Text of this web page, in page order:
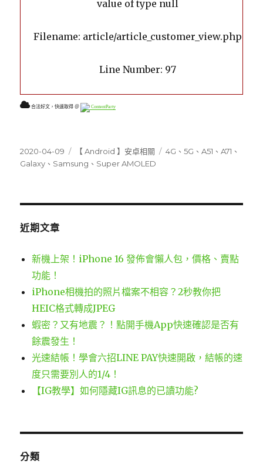
value of type null
Filename: article/article_customer_view.php
Line Number: 97
合法好文，快速取得 ＠ ContentParty
發
佈
2020-04-09
分
類
【 Android 】安卓相關
標
4G 、5G 、A51 、A71 、
Galaxy 、 Samsung 、 Super AMOLED
近期文章
新機上架！iPhone 16 發佈會懶人包，價格、賣點
功能！
iPhone相機拍的照片檔案不相容？2秒教你把
HEIC格式轉成JPEG
蝦密？又有地震？！點開手機App快速確認是否有
餘震發生！
光速結帳！學會六招LINE PAY快速開啟，結帳的速
度只需要別人的1/4！
【IG教學】如何隱藏IG訊息的已讀功能?
分類